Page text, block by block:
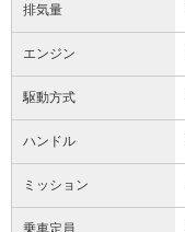
排気量
エンジン
駆動方式
ハンドル
ミッション
乗車定員